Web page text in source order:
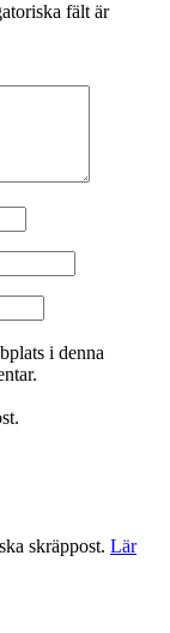
fält är
i denna
skräppost. Lär